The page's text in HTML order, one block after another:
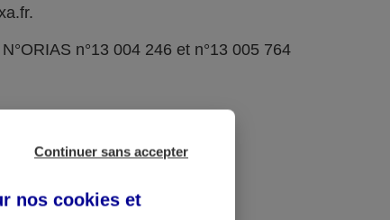
n°13 004 246 et n°13 005 764
Continuer sans accepter
nos cookies et